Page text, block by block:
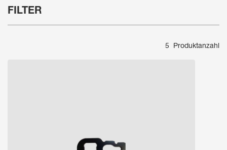
FILTER
5 Produktanzahl